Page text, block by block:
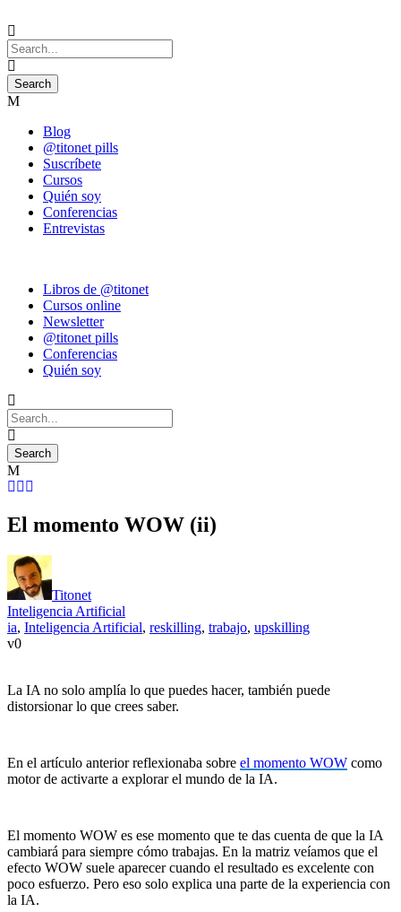
Blog
@titonet pills
Suscríbete
Cursos
Quién soy
Conferencias
Entrevistas
Libros de @titonet
Cursos online
Newsletter
@titonet pills
Conferencias
Quién soy
El momento WOW (ii)
Titonet
Inteligencia Artificial
ia, Inteligencia Artificial, reskilling, trabajo, upskilling
0
La IA no solo amplía lo que puedes hacer, también puede
distorsionar lo que crees saber.
En el artículo anterior reflexionaba sobre el momento WOW como
motor de activarte a explorar el mundo de la IA.
El momento WOW es ese momento que te das cuenta de que la IA
cambiará para siempre cómo trabajas. En la matriz veíamos que el
efecto WOW suele aparecer cuando el resultado es excelente con
poco esfuerzo. Pero eso solo explica una parte de la experiencia con
la IA.